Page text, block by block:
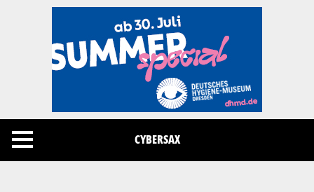
CYBERSAX
Cookies management panel